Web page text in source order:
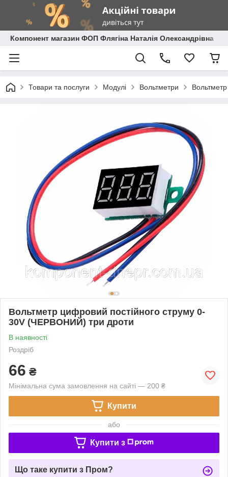
Компонент магазин ФОП Флягіна Наталія Олександрівна
Товари та послуги Модулі Вольтметри
Вольтметр цифровий постійного струму 0-
30V (ЧЕРВОНИЙ) три дроти
В наявності
Роздріб
66 ₴
Мінімальна сума замовлення на сайті — 200 ₴
Купити
або
Купити з
Що таке купити з Пром?